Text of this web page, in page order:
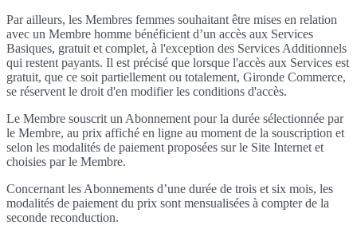
Par ailleurs, les Membres femmes souhaitant être mises en relation
avec un Membre homme bénéficient d’un accès aux Services
Basiques, gratuit et complet, à l'exception des Services Additionnels
qui restent payants. Il est précisé que lorsque l'accès aux Services est
gratuit, que ce soit partiellement ou totalement, Gironde Commerce,
se réservent le droit d'en modifier les conditions d'accès.
Le Membre souscrit un Abonnement pour la durée sélectionnée par
le Membre, au prix affiché en ligne au moment de la souscription et
selon les modalités de paiement proposées sur le Site Internet et
choisies par le Membre.
Concernant les Abonnements d’une durée de trois et six mois, les
modalités de paiement du prix sont mensualisées à compter de la
seconde reconduction.